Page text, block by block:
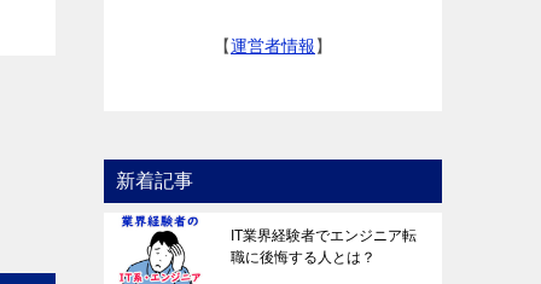
【運営者情報】
新着記事
IT業界経験者でエンジニア転
職に後悔する人とは？